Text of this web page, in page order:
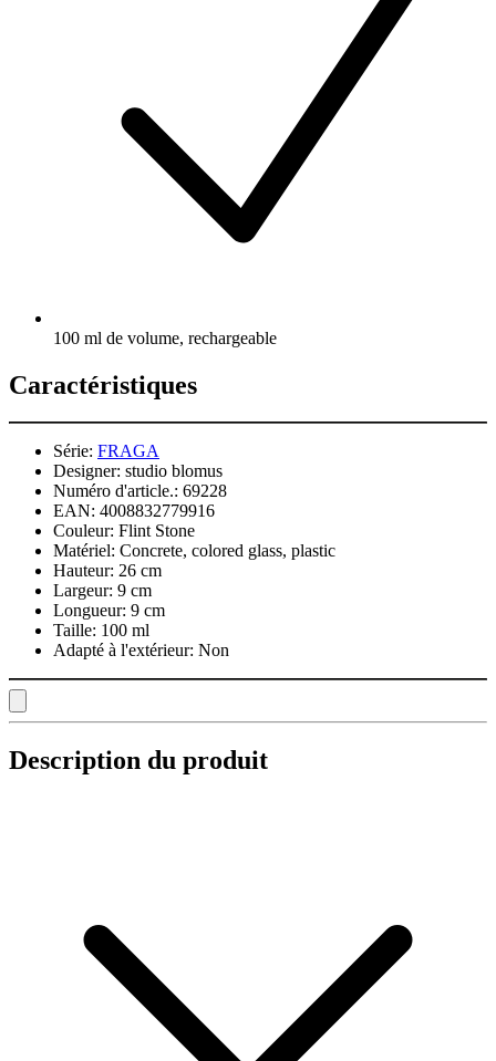
100 ml de volume, rechargeable
Caractéristiques
Série: FRAGA
Designer: studio blomus
Numéro d'article.: 69228
EAN: 4008832779916
Couleur: Flint Stone
Matériel: Concrete, colored glass, plastic
Hauteur: 26 cm
Largeur: 9 cm
Longueur: 9 cm
Taille: 100 ml
Adapté à l'extérieur: Non
Description du produit